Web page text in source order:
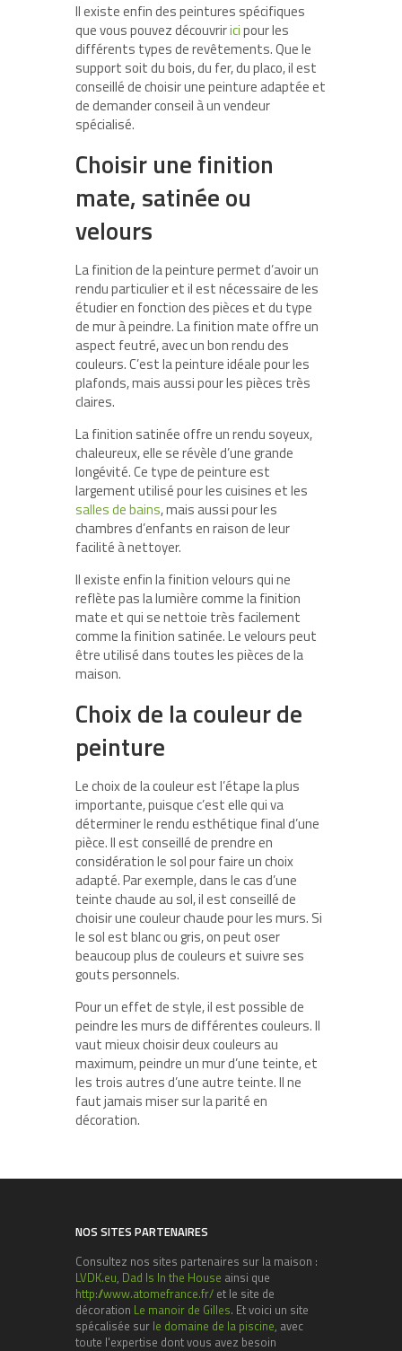
Il existe enfin des peintures spécifiques
que vous pouvez découvriricipour les
différents types de revêtements. Que le
support soit du bois, du fer, du placo, il est
conseillé de choisir une peinture adaptée et
de demander conseil à un vendeur
spécialisé.
Choisir une finition
mate, satinée ou
velours
La finition de la peinture permet d’avoir un
rendu particulier et il est nécessaire de les
étudier en fonction des pièces et du type
de mur à peindre. La finition mate offre un
aspect feutré, avec un bon rendu des
couleurs. C’est la peinture idéale pour les
plafonds, mais aussi pour les pièces très
claires.
La finition satinée offre un rendu soyeux,
chaleureux, elle se révèle d’une grande
longévité. Ce type de peinture est
largement utilisé pour les cuisines et les
salles de bains, mais aussi pour les
chambres d’enfants en raison de leur
facilité à nettoyer.
Il existe enfin la finition velours qui ne
reflète pas la lumière comme la finition
mate et qui se nettoie très facilement
comme la finition satinée. Le velours peut
être utilisé dans toutes les pièces de la
maison.
Choix de la couleur de
peinture
Le choix de la couleur est l’étape la plus
importante, puisque c’est elle qui va
déterminer le rendu esthétique final d’une
pièce. Il est conseillé de prendre en
considération le sol pour faire un choix
adapté. Par exemple, dans le cas d’une
teinte chaude au sol, il est conseillé de
choisir une couleur chaude pour les murs. Si
le sol est blanc ou gris, on peut oser
beaucoup plus de couleurs et suivre ses
gouts personnels.
Pour un effet de style, il est possible de
peindre les murs de différentes couleurs. Il
vaut mieux choisir deux couleurs au
maximum, peindre un mur d’une teinte, et
les trois autres d’une autre teinte. Il ne
faut jamais miser sur la parité en
décoration.
NOS SITES PARTENAIRES
Consultez nos sites partenaires sur la maison :
LVDK.eu, Dad Is In the House ainsi que
http://www.atomefrance.fr/ et le site de
décoration Le manoir de Gilles. Et voici un site
spécalisée sur le domaine de la piscine, avec
toute l'expertise dont vous avez besoin